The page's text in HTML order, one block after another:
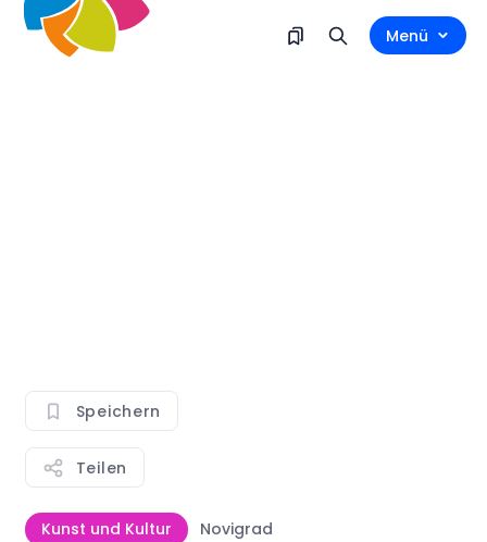
Menü
Speichern
Teilen
Kunst und Kultur Novigrad